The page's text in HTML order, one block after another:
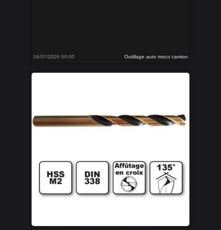
16/07/2026 00:00 Outillage auto moco camion